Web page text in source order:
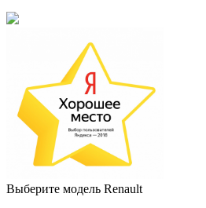
Выберите модель Renault